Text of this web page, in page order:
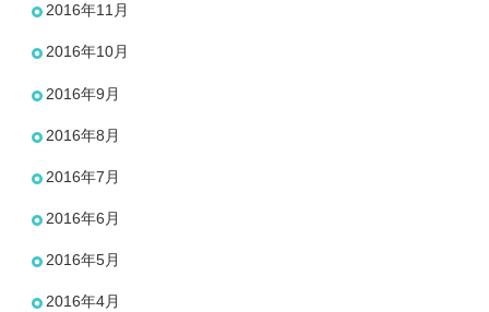
2016年11月
2016年10月
2016年9月
2016年8月
2016年7月
2016年6月
2016年5月
2016年4月